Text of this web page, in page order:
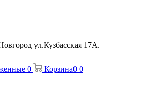
ул.Кузбасская 17А.
0 Корзина0 0